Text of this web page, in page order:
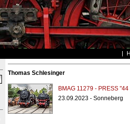
Thomas Schlesinger
BMAG 11279 - PRESS
23.09.2023 - Sonneberg